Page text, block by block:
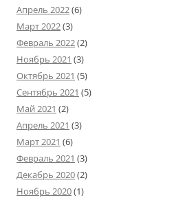
Апрель 2022(6)
Март 2022(3)
Февраль 2022(2)
Ноябрь 2021 (3)
Октябрь 2021 (5)
Сентябрь 2021 (5)
Май 2021 (2)
Апрель 2021 (3)
Март 2021 (6)
Февраль 2021 (3)
Декабрь 2020(2)
Ноябрь 2020(1)